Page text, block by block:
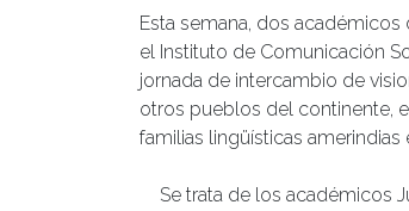
Esta semana, dos
el Instituto de Comunicación
jornada de intercambio de
otros pueblos del continente,
familias lingüísticas
Se trata de los académicos